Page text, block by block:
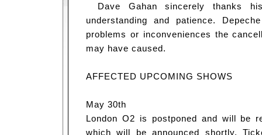
Dave Gahan sincerely thanks
understanding and patience.
problems or inconveniences the
may have caused.
AFFECTED UPCOMING SHOWS
May 30th
London O2 is postponed and will be
which will be announced shortly.